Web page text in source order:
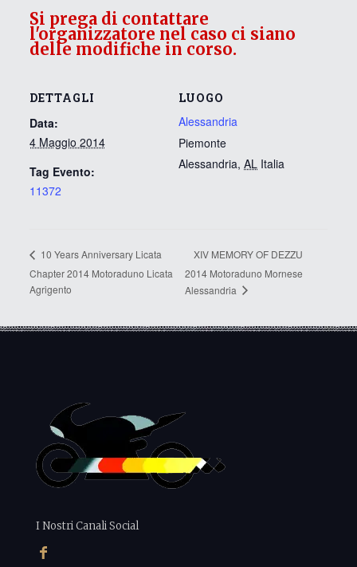
DETTAGLI
Data:
4 Maggio 2014
Tag Evento:
11372
LUOGO
Alessandria
Piemonte
Alessandria, AL Italia
Si prega di contattare
l'organizzatore nel caso ci siano
delle modifiche in corso.
10 Years Anniversary Licata
Chapter 2014 Motoraduno Licata
Agrigento
XIV MEMORY OF DEZZU
2014 Motoraduno Mornese
Alessandria
I Nostri Canali Social